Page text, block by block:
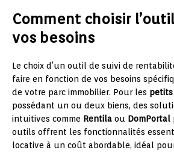
Comment choisir
vos besoins
Le choix d’un outil de suivi de
faire en fonction de vos besoins
de votre parc immobilier. Pour les petits
possédant un ou deux biens, des
intuitives comme Rentila ou DomPortal
outils offrent les fonctionnalités
locative à un coût abordable, idéal